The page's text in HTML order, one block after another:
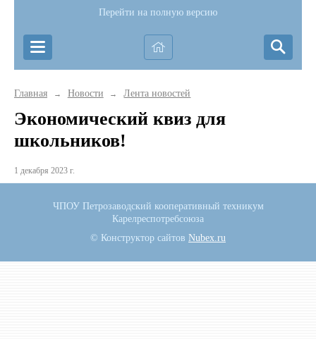
Перейти на полную версию
Главная → Новости → Лента новостей
Экономический квиз для
школьников!
1 декабря 2023 г.
ЧПОУ Петрозаводский кооперативный техникум
Карелреспотребсоюза
© Конструктор сайтов Nubex.ru